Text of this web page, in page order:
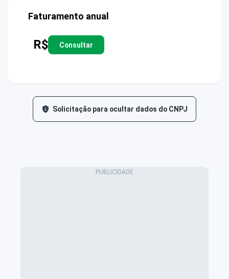
Faturamento anual
R$ Consultar
Solicitação para ocultar dados do CNPJ